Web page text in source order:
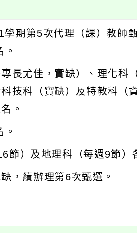
期第5次代理（課）教師
長尤佳，實缺）、理化科
技科（實缺）及特教科（
。
節）及地理科（每週9節）
，續辦理第6次甄選。